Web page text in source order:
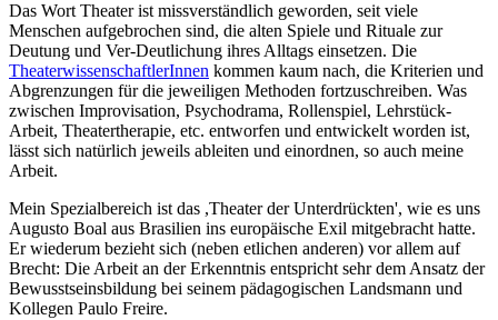
Das Wort Theater ist missverständlich geworden, seit viele
Menschen aufgebrochen sind, die alten Spiele und Rituale zur
Deutung und Ver-Deutlichung ihres Alltags einsetzen. Die
TheaterwissenschaftlerInnen kommen kaum nach, die Kriterien und
Abgrenzungen für die jeweiligen Methoden fortzuschreiben. Was
zwischen Improvisation, Psychodrama, Rollenspiel, Lehrstück-
Arbeit, Theatertherapie, etc. entworfen und entwickelt worden ist,
lässt sich natürlich jeweils ableiten und einordnen, so auch meine
Arbeit.
Mein Spezialbereich ist das ,Theater der Unterdrückten', wie es uns
Augusto Boal aus Brasilien ins europäische Exil mitgebracht hatte.
Er wiederum bezieht sich (neben etlichen anderen) vor allem auf
Brecht: Die Arbeit an der Erkenntnis entspricht sehr dem Ansatz der
Bewusstseinsbildung bei seinem pädagogischen Landsmann und
Kollegen Paulo Freire.